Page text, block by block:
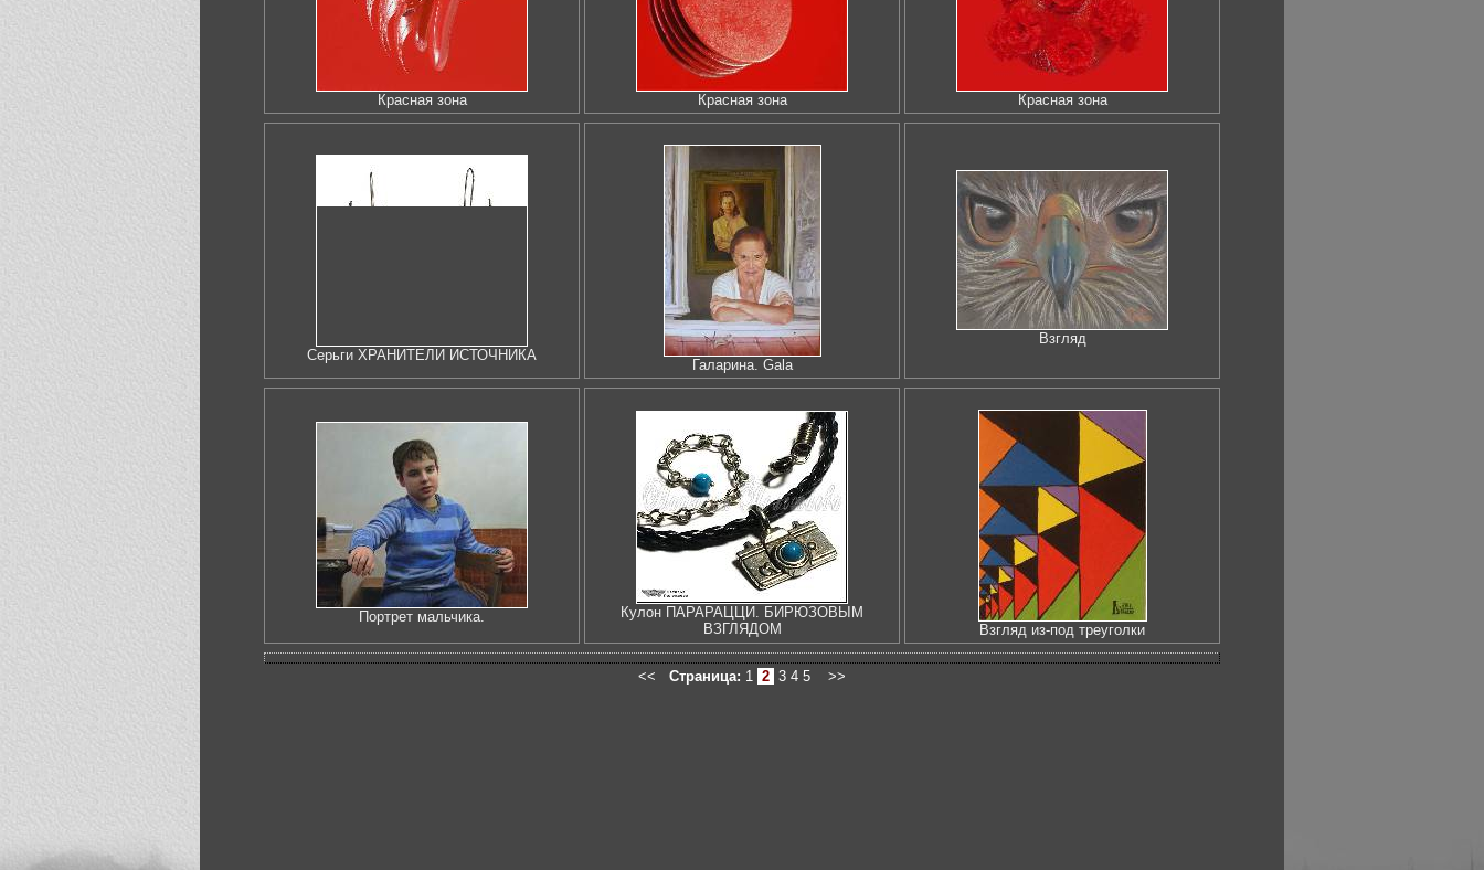
Красная зона Красная зона Красная зона
Серьги ХРАНИТЕЛИ ИСТОЧНИКА
Галарина. Gala
Взгляд
Портрет мальчика.
Кулон ПАРАРАЦЦИ. БИРЮЗОВЫМ
ВЗГЛЯДОМ
Взгляд из-под треуголки
<< Страница: 1 2 3 4 5 >>